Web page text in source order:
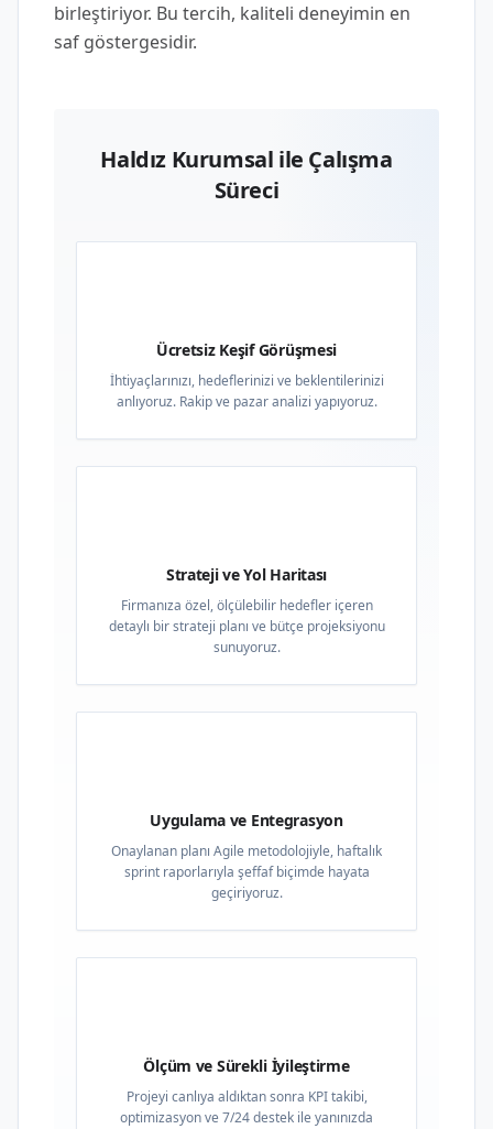
birleştiriyor. Bu tercih, kaliteli deneyimin en
saf göstergesidir.
Haldız Kurumsal ile Çalışma
Süreci
Ücretsiz Keşif Görüşmesi
İhtiyaçlarınızı, hedeflerinizi ve beklentilerinizi
anlıyoruz. Rakip ve pazar analizi yapıyoruz.
Strateji ve Yol Haritası
Firmanıza özel, ölçülebilir hedefler içeren
detaylı bir strateji planı ve bütçe projeksiyonu
sunuyoruz.
Uygulama ve Entegrasyon
Onaylanan planı Agile metodolojiyle, haftalık
sprint raporlarıyla şeffaf biçimde hayata
geçiriyoruz.
Ölçüm ve Sürekli İyileştirme
Projeyi canlıya aldıktan sonra KPI takibi,
optimizasyon ve 7/24 destek ile yanınızda